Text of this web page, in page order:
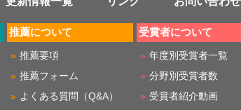
推薦について
推薦要項
推薦フォーム
よくある質問（Q&A）
受賞者について
年度別受賞者一覧
分野別受賞者数
受賞者紹介動画